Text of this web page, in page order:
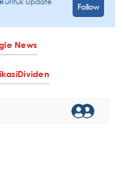
Follow
News
Dividen